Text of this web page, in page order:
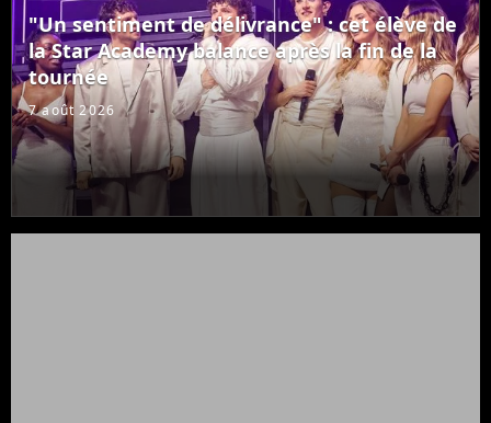
"Un sentiment de délivrance" : cet élève de
la Star Academy balance après la fin de la
tournée
7 août 2026